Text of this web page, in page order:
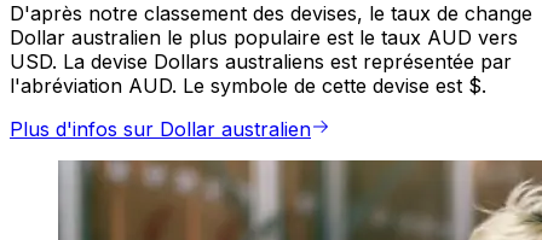
D'après notre classement des devises, le taux de change
Dollar australien le plus populaire est le taux AUD vers
USD. La devise Dollars australiens est représentée par
l'abréviation AUD. Le symbole de cette devise est $.
Plus d'infos sur Dollar australien